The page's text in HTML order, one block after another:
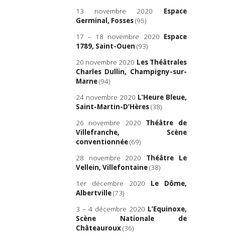
13 novembre 2020 Espace
Germinal, Fosses(95)
17 – 18 novembre 2020 Espace
1789, Saint-Ouen (93)
20 novembre 2020 Les Théâtrales
Charles Dullin, Champigny-sur-
Marne(94)
24 novembre 2020 L’Heure Bleue,
Saint-Martin-D’Hères(38)
26 novembre 2020 Théâtre de
Villefranche, Scène
conventionnée(69)
28 novembre 2020 Théâtre Le
Vellein, Villefontaine(38)
1er décembre 2020 Le Dôme,
Albertville(73)
3 – 4 décembre 2020 L’Equinoxe,
Scène Nationale de
Châteauroux(36)